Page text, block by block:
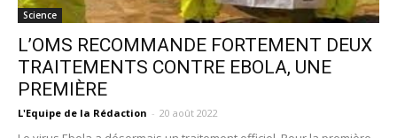
Science
L’OMS RECOMMANDE FORTEMENT DEUX
TRAITEMENTS CONTRE EBOLA, UNE
PREMIÈRE
L'Equipe de la Rédaction - 20 août 2022